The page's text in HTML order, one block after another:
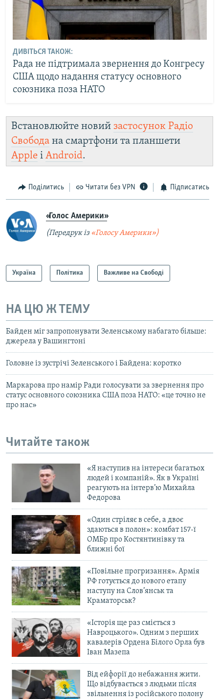
ДИВІТЬСЯ ТАКОЖ:
Рада не підтримала звернення до Конгресу
США щодо надання статусу основного
союзника поза НАТО
Встановлюйте новий застосунок Радіо
Свобода на смартфони та планшети
Apple і Android.
Поділитись Читати без VPN Підписатись
«Голос Америки»
(Передрук із «Голосу Америки»)
Україна Політика Важливе на Свободі
НА ЦЮ Ж ТЕМУ
Байден міг запропонувати Зеленському набагато більше:
джерела у Вашингтоні
Головне із зустрічі Зеленського і Байдена: коротко
Маркарова про намір Ради голосувати за звернення про
статус основного союзника США поза НАТО: «це точно не
про нас»
Читайте також
«Я наступив на інтереси багатьох
людей і компаній». Як в Україні
реагують на інтерв’ю Михайла
Федорова
«Один стріляє в себе, а двоє
здаються в полон»: комбат 157-ї
ОМБр про Костянтинівку та
ближні бої
«Повільне прогризання». Армія
РФ готується до нового етапу
наступу на Слов’янськ та
Краматорськ?
«Історія ще раз сміється з
Навроцького». Одним з перших
кавалерів Ордена Білого Орла був
Іван Мазепа
Від ейфорії до небажання жити.
Що відбувається з людьми після
звільнення із російського полону